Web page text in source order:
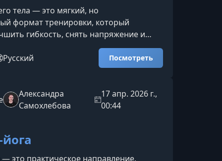
тела — это мягкий, но
формат тренировки, который
гибкость, снять напряжение и
естественную подвижность. Занимаясь
укрепите мышцы, разгрузите
и почувствуете лёгкость в каждом
в практику растяжки с
вы освоите на
подходит всем — от новичков до тех,
Русский Посмотреть
Александра
Самохлебова
17 апр. 2026 г.,
00:44
— это практическое направление,